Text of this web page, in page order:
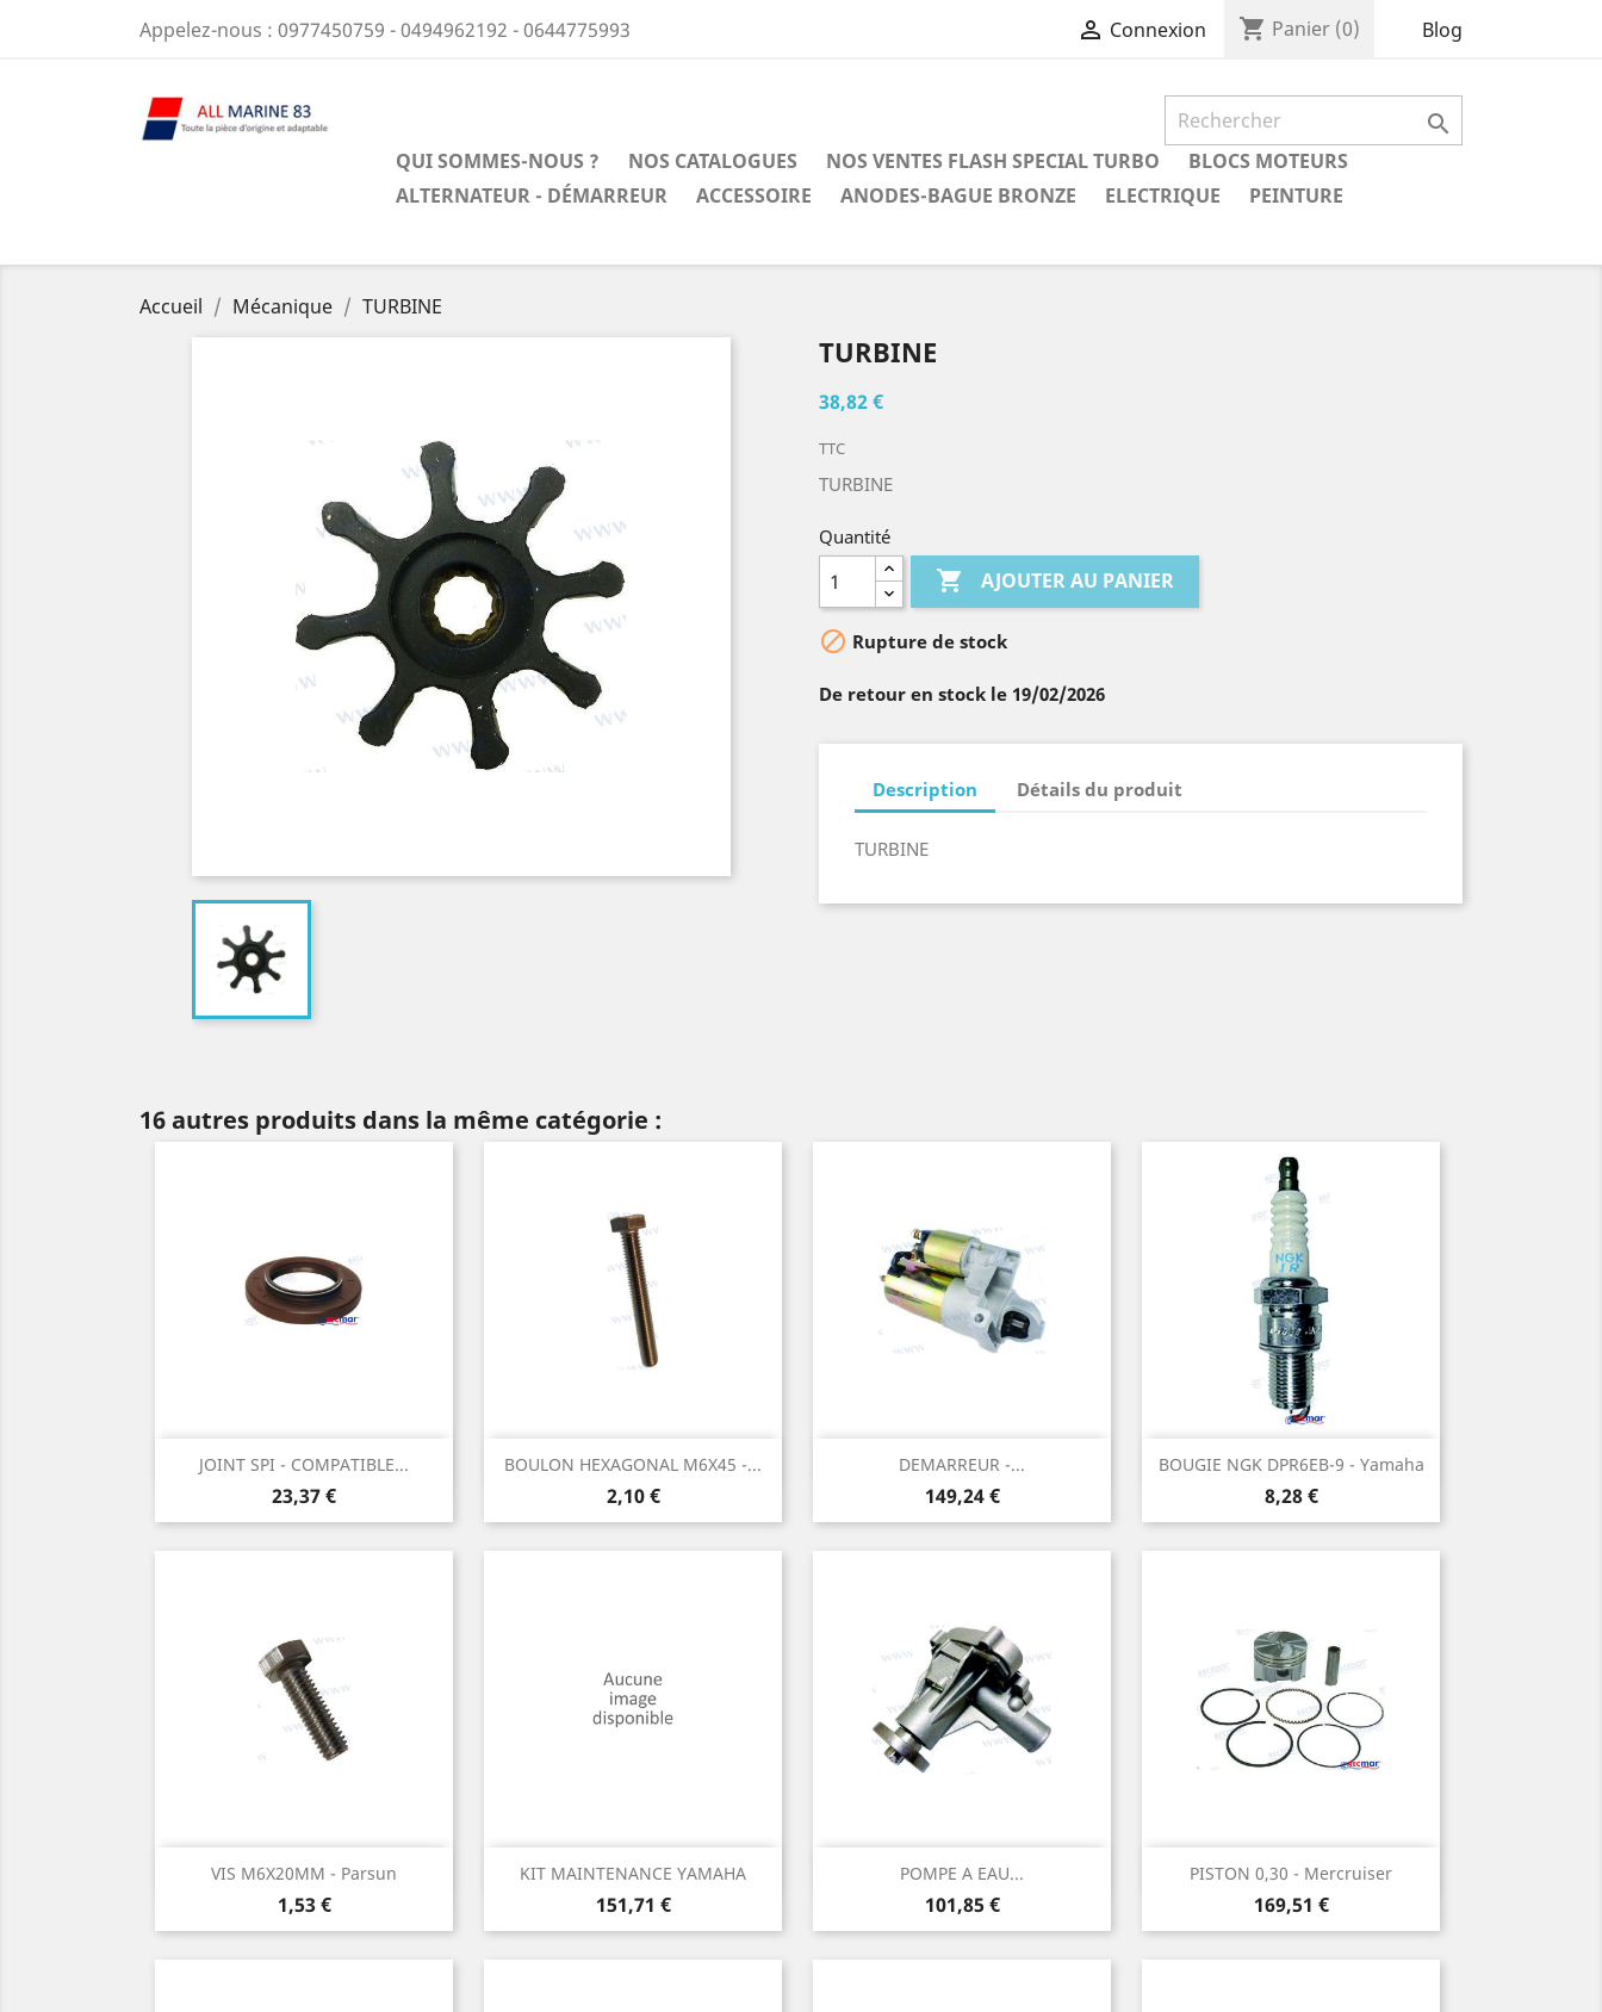
Appelez-nous : 0977450759 - 0494962192 - 0644775993  Connexion shopping_cart Panier (0) Blog

QUI SOMMES-NOUS ? NOS CATALOGUES NOS VENTES FLASH SPECIAL TURBO
BLOCS MOTEURS
ALTERNATEUR - DÉMARREUR
ACCESSOIRE ANODES-BAGUE BRONZE ELECTRIQUE PEINTURE
Accueil Mécanique TURBINE
TURBINE
38,82 €
TTC
TURBINE
Quantité
 AJOUTER AU PANIER
 Rupture de stock
De retour en stock le 19/02/2026
Description Détails du produit
TURBINE
16 autres produits dans la même catégorie :
JOINT SPI - COMPATIBLE...
Prix
23,37 €
Aperçu rapide BOULON HEXAGONAL M6X45 -...
Prix
2,10 €
Aperçu rapide DEMARREUR -...
Prix
149,24 €
Aperçu rapide BOUGIE NGK DPR6EB-9 - Yamaha
Prix
8,28 €
Aperçu rapide
VIS M6X20MM - Parsun
Prix
1,53 €
Aperçu rapide KIT MAINTENANCE YAMAHA
Prix
151,71 €
Aperçu rapide POMPE A EAU...
Prix
101,85 €
Aperçu rapide PISTON 0,30 - Mercruiser
Prix
169,51 €
Aperçu rapide